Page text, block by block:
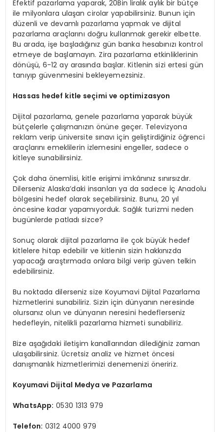
Efektif pazarlama yaparak, 20Bin liralık aylık bir bütçe
ile milyonlara ulaşan cirolar yapabilirsiniz. Bunun için
düzenli ve devamlı pazarlama yapmak ve dijital
pazarlama araçlarını doğru kullanmak gerekir elbette.
Bu arada, işe başladığınız gün banka hesabınızı kontrol
etmeye de başlamayın. Zira pazarlama etkinliklerinin
dönüşü, 6-12 ay arasında başlar. Kitlenin sizi ertesi gün
tanıyıp güvenmesini bekleyemezsiniz.
Hassas hedef kitle seçimi ve optimizasyon
Dijital pazarlama, genele pazarlama yaparak büyük
bütçelerle çalışmanızın önüne geçer. Televizyona
reklam verip üniversite sınavı için geliştirdiğiniz öğrenci
araçlarını emeklilerin izlemesini engeller, sadece o
kitleye sunabilirsiniz.
Çok daha önemlisi, kitle erişimi imkânınız sınırsızdır.
Dilerseniz Alaska’daki insanları ya da sadece İç Anadolu
bölgesini hedef olarak seçebilirsiniz. Bunu, 20 yıl
öncesine kadar yapamıyorduk. Sağlık turizmi neden
bugünlerde patladı sizce?
Sonuç olarak dijital pazarlama ile çok büyük hedef
kitlelere hitap edebilir ve kitlenin sizin hakkınızda
yapacağı araştırmada onlara bilgi verip güven telkin
edebilirsiniz.
Bu noktada dilerseniz size Koyumavi Dijital Pazarlama
hizmetlerini sunabiliriz. Sizin için dünyanın neresinde
olursanız olun ve dünyanın neresini hedeflerseniz
hedefleyin, nitelikli pazarlama hizmeti sunabiliriz.
Bize aşağıdaki iletişim kanallarından dilediğiniz zaman
ulaşabilirsiniz. Ücretsiz analiz ve hizmet öncesi
danışmanlık hizmetlerimizi denemenizi öneririz.
Koyumavi Dijital Medya ve Pazarlama
WhatsApp: 0530 1313 979
Telefon: 0312 4000 979